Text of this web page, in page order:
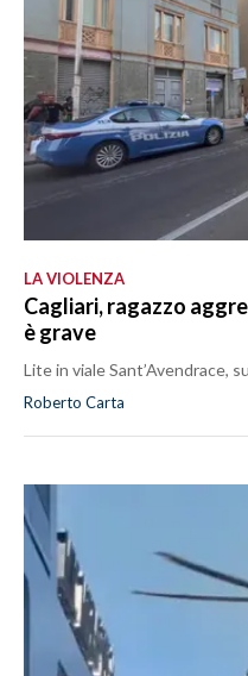
LA VIOLENZA
Cagliari, ragazzo
è grave
Lite in viale Sant’Avendrace,
Roberto Carta